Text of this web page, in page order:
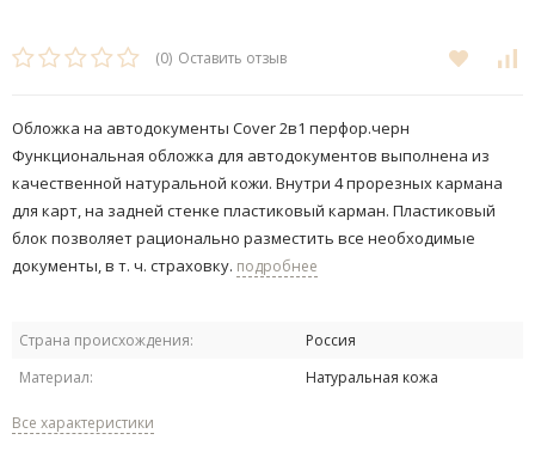
(0) Оставить отзыв
Обложка на автодокументы Cover 2в1 перфор.черн
Функциональная обложка для автодокументов выполнена из
качественной натуральной кожи. Внутри 4 прорезных кармана
для карт, на задней стенке пластиковый карман. Пластиковый
блок позволяет рационально разместить все необходимые
документы, в т. ч. страховку. подробнее
Страна происхождения:
Россия
Материал:
Натуральная кожа
Все характеристики